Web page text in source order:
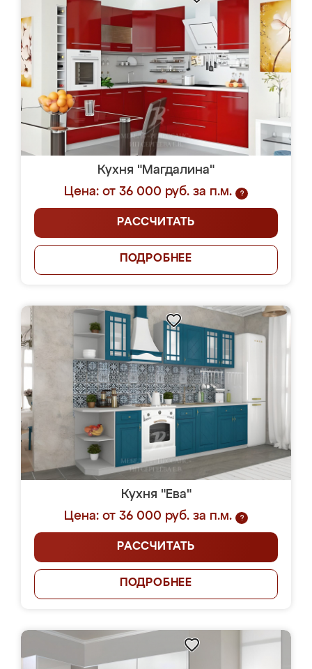
Кухня "Магдалина"
Цена: от 36 000 руб. за п.м.
?
РАССЧИТАТЬ
ПОДРОБНЕЕ
Кухня "Ева"
Цена: от 36 000 руб. за п.м.
?
РАССЧИТАТЬ
ПОДРОБНЕЕ